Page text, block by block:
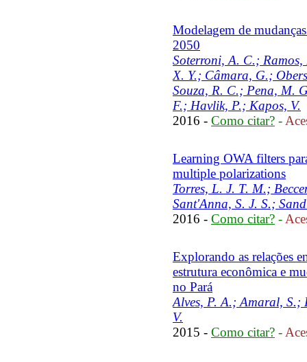
Modelagem de
2050
Soterroni, A. C.;
X. Y.; Câmara, G.;
Souza, R. C.; Pena, M.
F.; Havlik, P.; Kapos, V.
2016 - Como citar? -
Learning OWA filters
multiple polarizations
Torres, L. J. T. M.;
Sant'Anna, S. J. S.;
2016 - Como citar? -
Explorando as relações
estrutura econômica e
no Pará
Alves, P. A.; Amaral,
V.
2015 - Como citar? -